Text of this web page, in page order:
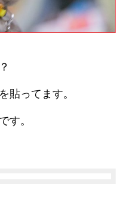
貼ってます。
す。